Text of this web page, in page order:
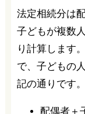
法定相続分は
子どもが複数
り計算します
で、子どもの
記の通りです。
配偶者＋